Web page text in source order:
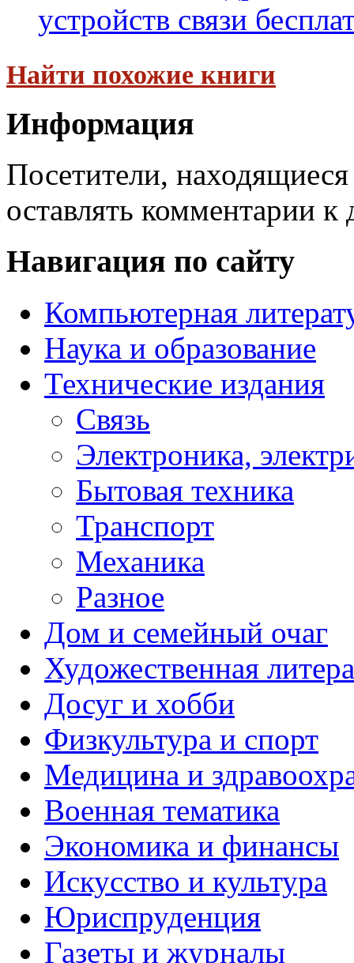
устройств связи
Найти похожие книги
Информация
Посетители,
оставлять комментарии к
Навигация по сайту
Компьютерная
Наука и образование
Технические издания
Связь
Электроника,
Бытовая техника
Транспорт
Механика
Разное
Дом и семейный очаг
Художественная
Досуг и хобби
Физкультура и спорт
Медицина и
Военная тематика
Экономика и финансы
Искусство и культура
Юриспруденция
Газеты и журналы